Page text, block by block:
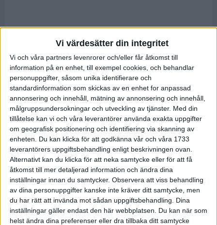
Vi värdesätter din integritet
Vi och våra partners levenrorer och/eller får åtkomst till
information på en enhet, till exempel cookies, och behandlar
personuppgifter, såsom unika identifierare och
standardinformation som skickas av en enhet for anpassad
annonsering och innehåll, mätning av annonsering och innehåll,
målgruppsundersokningar och utveckling av tjänster. Med din
tillåtelse kan vi och våra leverantörer använda exakta uppgifter
om geografisk positionering och identifiering via skanning av
enheten. Du kan klicka för att godkänna vår och våra 1733
leverantörers uppgiftsbehandling enligt beskrivningen ovan.
Alternativt kan du klicka för att neka samtycke eller för att få
åtkomst till mer detaljerad information och ändra dina
inställningar innan du samtycker. Observera att viss behandling
av dina personuppgifter kanske inte kräver ditt samtycke, men
du har rätt att invända mot sådan uppgiftsbehandling. Dina
inställningar gäller endast den här webbplatsen. Du kan när som
helst ändra dina preferenser eller dra tillbaka ditt samtycke